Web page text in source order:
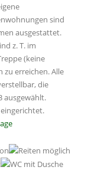
sind
ausgestattet.
z. T. im
(keine
zu erreichen. Alle
die
ausgewählt.